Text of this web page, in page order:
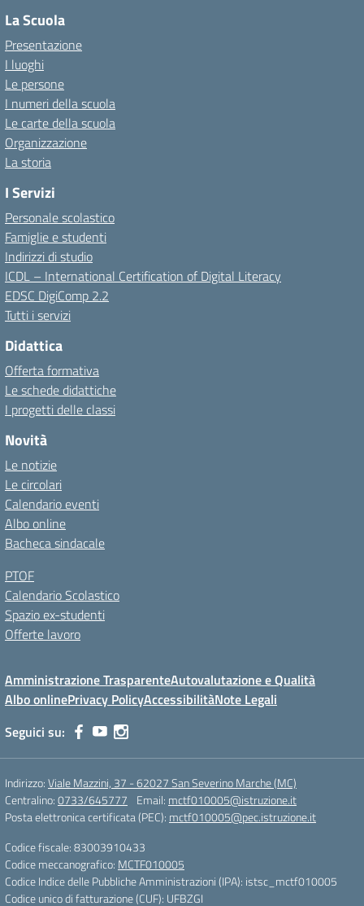
La Scuola
Presentazione
I luoghi
Le persone
I numeri della scuola
Le carte della scuola
Organizzazione
La storia
I Servizi
Personale scolastico
Famiglie e studenti
Indirizzi di studio
ICDL – International Certification of Digital Literacy
EDSC DigiComp 2.2
Tutti i servizi
Didattica
Offerta formativa
Le schede didattiche
I progetti delle classi
Novità
Le notizie
Le circolari
Calendario eventi
Albo online
Bacheca sindacale
PTOF
Calendario Scolastico
Spazio ex-studenti
Offerte lavoro
Amministrazione TrasparenteAutovalutazione e Qualità
Albo onlinePrivacy PolicyAccessibilitàNote Legali
Seguici su:
Indirizzo:Viale Mazzini, 37 - 62027 San Severino Marche (MC)
Centralino:0733/645777 Email: mctf010005@istruzione.it
Posta elettronica certificata (PEC): mctf010005@pec.istruzione.it
Codice fiscale: 83003910433
Codice meccanografico: MCTF010005
Codice Indice delle Pubbliche Amministrazioni (IPA): istsc_mctf010005
Codice unico di fatturazione (CUF): UFBZGI